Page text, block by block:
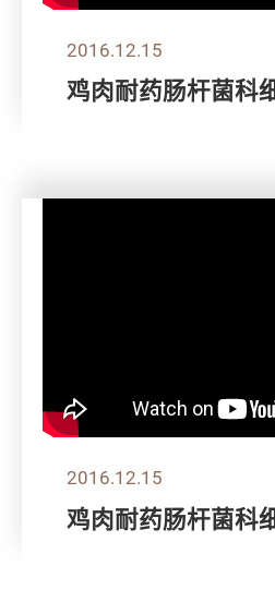
2016.12.15
鸡肉耐药肠杆菌科
2016.12.15
鸡肉耐药肠杆菌科